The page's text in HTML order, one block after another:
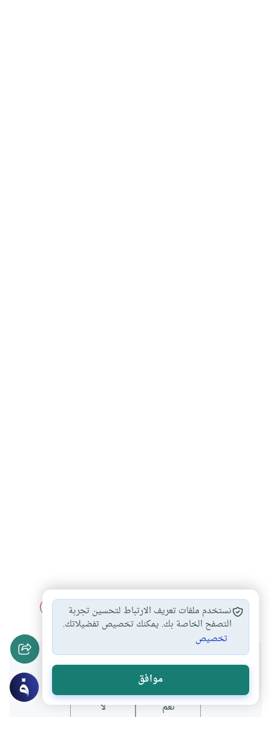
الكتابة # التأليف عاصم إبراهيم الكياني ابن عربي
هل انتفعت بهذا المحتوى؟
نعم لا
نستخدم ملفات تعريف الارتباط لتحسين تجربة
التصفح الخاصة بك. يمكنك تخصيص تفضيلاتك.
تخصيص
موافق